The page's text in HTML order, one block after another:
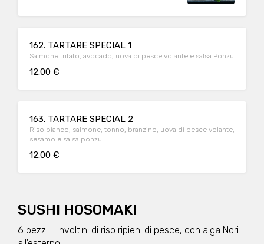
162. TARTARE SPECIAL 1
Salmone tritato, avocado, uova di pesce volante e salsa Ponzu
12.00 €
163. TARTARE SPECIAL 2
Riso bianco, salmone, tonno, branzino, uova di pesce volante,
sesamo e salsa ponzu
12.00 €
SUSHI HOSOMAKI
6 pezzi - Involtini di riso ripieni di pesce, con alga Nori